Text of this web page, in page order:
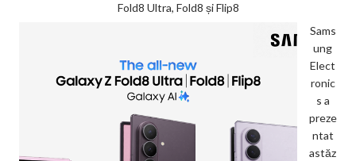
Fold8 Ultra, Fold8 și Flip8
Sams
ung
Elect
ronic
s a
preze
ntat
astăz